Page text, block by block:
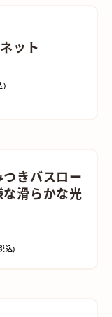
ット
)
きバスロー
滑らかな光
込)